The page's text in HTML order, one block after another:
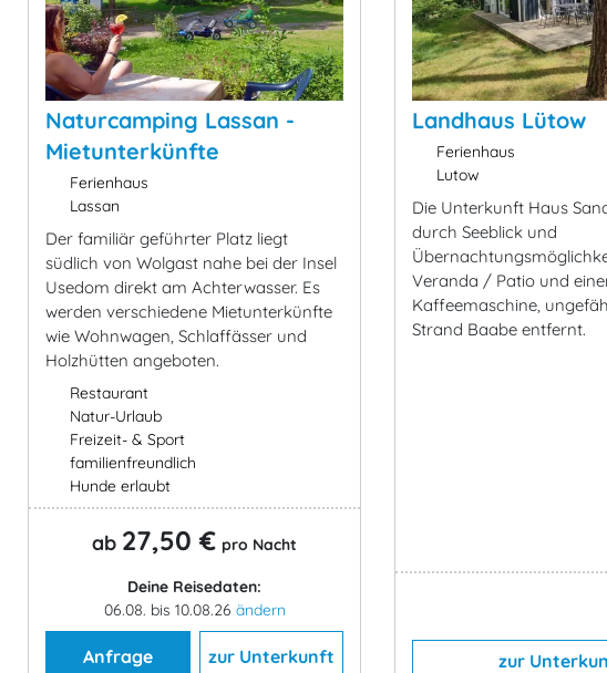
Naturcamping Lassan -
Mietunterkünfte
Ferienhaus
Lassan
Der familiär geführter Platz liegt
südlich von Wolgast nahe bei der Insel
Usedom direkt am Achterwasser. Es
werden verschiedene Mietunterkünfte
wie Wohnwagen, Schlaffässer und
Holzhütten angeboten.
Restaurant
Natur-Urlaub
Freizeit- & Sport
familienfreundlich
Hunde erlaubt
ab 27,50 € pro Nacht
Deine Reisedaten:
06.08. bis 10.08.26 ändern
Anfrage zur Unterkunft
Landhaus Lütow
Ferienhaus
Lutow
Die Unterkunft Haus
durch Seeblick und
Veranda / Patio und
Kaffeemaschine,
Strand Baabe entfernt.
zur